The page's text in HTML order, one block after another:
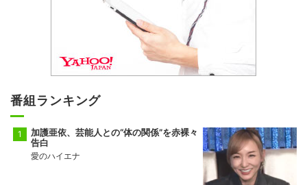
番組ランキング
加護亜依、芸能人との“体の関係”を赤裸々
告白
愛のハイエナ